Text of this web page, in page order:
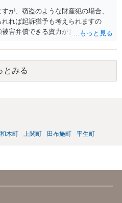
が、窃盗のような財産犯の場合、
れば起訴猶予も考えられますの
害弁償できる資力がお有りなので
前科はついてしまう可能性が極め
くなく初犯で起訴猶予の可能性が
での弁護活動が極めて重要です。
るかぎり最善を尽くす弁護士が大
くなる傾向は否定できないように
とみる
和木町 上関町 田布施町 平生町